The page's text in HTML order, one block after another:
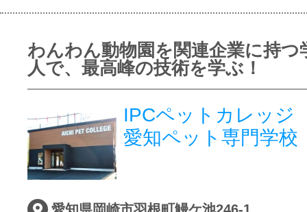
わんわん動物園を関連企業に持つ
人で、最高峰の技術を学ぶ！
IPCペットカレッジ
愛知ペット専門学校